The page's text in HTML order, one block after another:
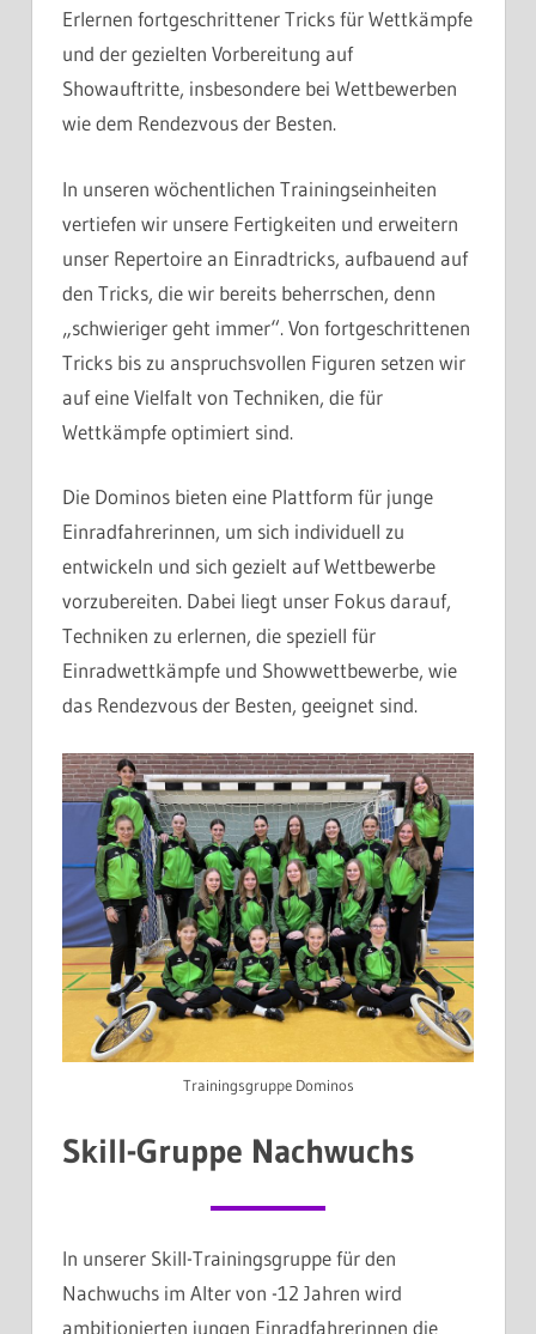
Erlernen fortgeschrittener Tricks für Wettkämpfe
und der gezielten Vorbereitung auf
Showauftritte, insbesondere bei Wettbewerben
wie dem Rendezvous der Besten.
In unseren wöchentlichen Trainingseinheiten
vertiefen wir unsere Fertigkeiten und erweitern
unser Repertoire an Einradtricks, aufbauend auf
den Tricks, die wir bereits beherrschen, denn
„schwieriger geht immer“. Von fortgeschrittenen
Tricks bis zu anspruchsvollen Figuren setzen wir
auf eine Vielfalt von Techniken, die für
Wettkämpfe optimiert sind.
Die Dominos bieten eine Plattform für junge
Einradfahrerinnen, um sich individuell zu
entwickeln und sich gezielt auf Wettbewerbe
vorzubereiten. Dabei liegt unser Fokus darauf,
Techniken zu erlernen, die speziell für
Einradwettkämpfe und Showwettbewerbe, wie
das Rendezvous der Besten, geeignet sind.
Trainingsgruppe Dominos
Skill-Gruppe Nachwuchs
In unserer Skill-Trainingsgruppe für den
Nachwuchs im Alter von -12 Jahren wird
ambitionierten jungen Einradfahrerinnen die